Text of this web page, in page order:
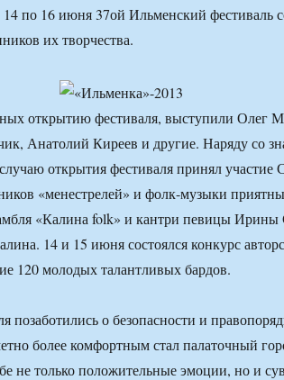
14 по 16 июня 37ой Ильменский фестиваль
их творчества.
открытию фестиваля, выступили Олег
Анатолий Киреев и другие. Наряду со
открытия фестиваля принял участие
«менестрелей» и фолк-музыки
«Калина folk» и кантри певицы
14 и 15 июня состоялся конкурс
120 молодых талантливых бардов.
позаботились о безопасности и
более комфортным стал палаточный
не только положительные эмоции, но и